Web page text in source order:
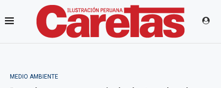
MEDIO AMBIENTE